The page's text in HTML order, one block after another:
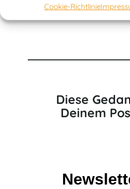
Cookie-Richtlinie
nicht nur
Diese
Deinem